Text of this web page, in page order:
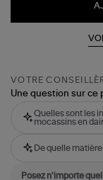
VOTRE
Une question sur ce
Quelles sont les
mocassins en
De quelle